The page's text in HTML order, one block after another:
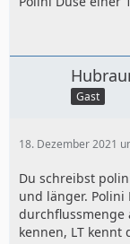
Gast
18. Dezember 2021
Du schreibst
und länger.
durchflussmenge
kennen, LT kennt